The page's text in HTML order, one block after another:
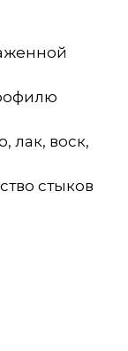
лак, воск,
стыков